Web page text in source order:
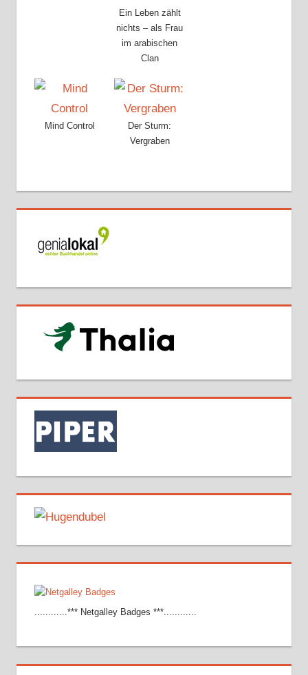
Ein Leben zählt
nichts – als Frau
im arabischen
Clan
Mind Control
Der Sturm:
Vergraben
............*** Netgalley Badges ***............